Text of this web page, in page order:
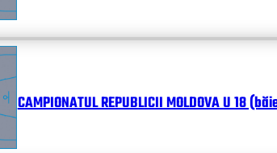
CAMPIONATUL REPUBLICII MOLDOVA U 18